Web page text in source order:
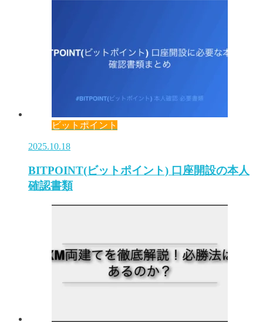
ビットポイント
2025.10.18
BITPOINT(ビットポイント) 口座開設の本人
確認書類